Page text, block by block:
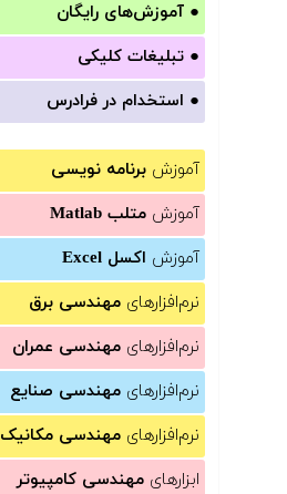
● آموزش‌های رایگان
● تبلیغات کلیکی
● استخدام در فرادرس
آموزش برنامه نویسی
آموزش متلب Matlab
آموزش اکسل Excel
نرم‌افزارهای مهندسی برق
نرم‌افزارهای مهندسی عمران
نرم‌افزارهای مهندسی صنایع
نرم‌افزارهای مهندسی مکانیک
ابزارهای مهندسی کامپیوتر